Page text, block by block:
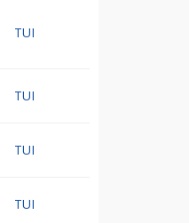
TUI
TUI
TUI
TUI